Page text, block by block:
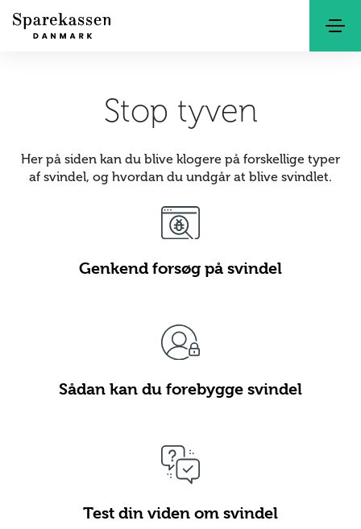
Stop tyven
Her på siden kan du blive klogere på forskellige typer
af svindel, og hvordan du undgår at blive svindlet.
Genkend forsøg på svindel
Sådan kan du forebygge svindel
Test din viden om svindel